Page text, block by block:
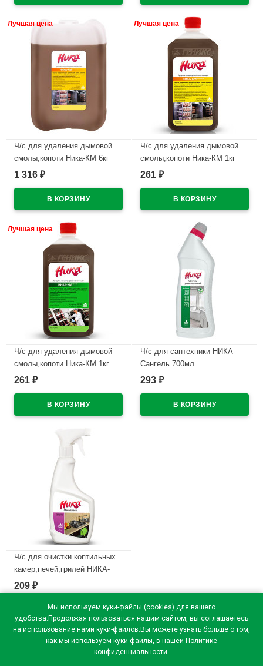
Мы используем куки-файлы (cookies) для вашего
удобства.Продолжая пользоваться нашим сайтом, вы соглашаетесь
на использование нами куки-файлов.Вы можете узнать больше о том,
как мы используем куки-файлы, в нашей Политике
конфиденциальности.
Лучшая цена
Ч/с для удаления дымовой
смолы,копоти Ника-КМ 6кг
высокощелочное (беспенное)
1 316 ₽
Лучшая цена
Ч/с для удаления дымовой
смолы,копоти Ника-КМ 1кг
высокощелочное (беспенное)
261 ₽
Лучшая цена
Ч/с для удаления дымовой
смолы,копоти Ника-КМ 1кг
высокощелочное (пенное)
261 ₽
Ч/с для сантехники НИКА-
Сангель 700мл
антибактериальный (Ст.12)
293 ₽
Ч/с для очистки коптильных
камер,печей,грилей НИКА-
Пенаблеск 0,5кг спрей
В наличии
209 ₽